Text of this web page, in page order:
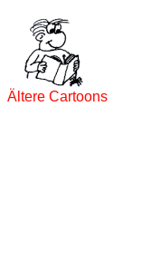
Ältere Cartoons